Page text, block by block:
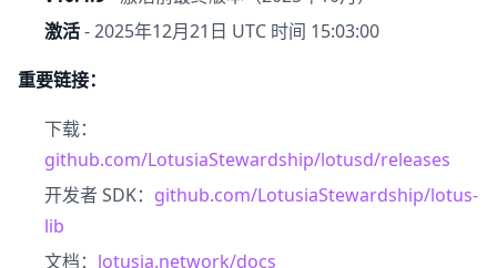
激活- 2025年12月21日 UTC 时间 15:03:00
重要链接：
下载：
github.com/LotusiaStewardship/lotusd/releases
开发者 SDK： github.com/LotusiaStewardship/lotus-
lib
文档： lotusia.network/docs